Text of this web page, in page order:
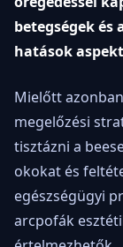
betegségek
hatások
Mielőtt
megelőzési
tisztázni a
okokat és
egészségügyi
arcpofák